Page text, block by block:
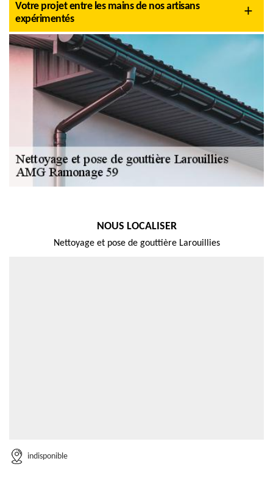
Votre projet entre les mains de nos artisans
expérimentés
NOUS LOCALISER
Nettoyage et pose de gouttière Larouillies
indisponible